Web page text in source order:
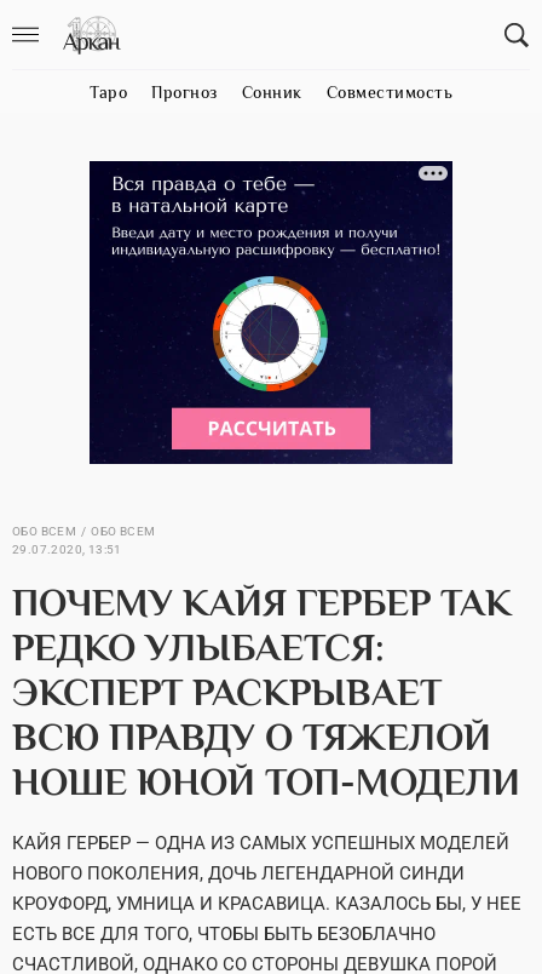
Таро Прогноз Сонник Совместимость
ОБО ВСЕМ
ОБО ВСЕМ
29.07.2020, 13:51
ПОЧЕМУ КАЙЯ ГЕРБЕР ТАК
РЕДКО УЛЫБАЕТСЯ:
ЭКСПЕРТ РАСКРЫВАЕТ
ВСЮ ПРАВДУ О ТЯЖЕЛОЙ
НОШЕ ЮНОЙ ТОП-МОДЕЛИ
КАЙЯ ГЕРБЕР — ОДНА ИЗ САМЫХ УСПЕШНЫХ МОДЕЛЕЙ
НОВОГО ПОКОЛЕНИЯ, ДОЧЬ ЛЕГЕНДАРНОЙ СИНДИ
КРОУФОРД, УМНИЦА И КРАСАВИЦА. КАЗАЛОСЬ БЫ, У НЕЕ
ЕСТЬ ВСЕ ДЛЯ ТОГО, ЧТОБЫ БЫТЬ БЕЗОБЛАЧНО
СЧАСТЛИВОЙ, ОДНАКО СО СТОРОНЫ ДЕВУШКА ПОРОЙ